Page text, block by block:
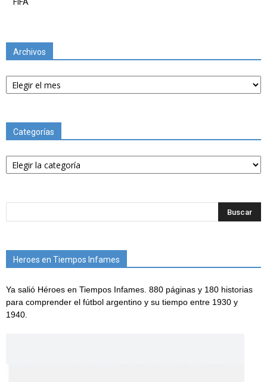
FIFA
Archivos
Archivos
Categorías
Categorías
Heroes en Tiempos Infames
Ya salió Héroes en Tiempos Infames. 880 páginas y 180 historias
para comprender el fútbol argentino y su tiempo entre 1930 y
1940.